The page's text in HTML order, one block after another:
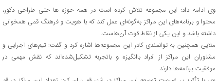
وی ادامه داد: این مجموعه تلاش کرده است در همه حوزه ها حتی طراحی دکور،
محتوا و برنامه‌های این مراکز به‌گونه‌ای عمل کند که با هویت و فرهنگ قمی همخوانی
داشته باشد و این یکی از نقاط قوت آن‌هاست.
ملایی همچنین به توانمندی کادر این مجموعه‌ها اشاره کرد و گفت: تیم‌های اجرایی و
مشاوران این مراکز از افراد باانگیزه و باتجربه تشکیل‌شده‌اند که نقش مهمی در
موفقیت برنامه‌ها دارند.